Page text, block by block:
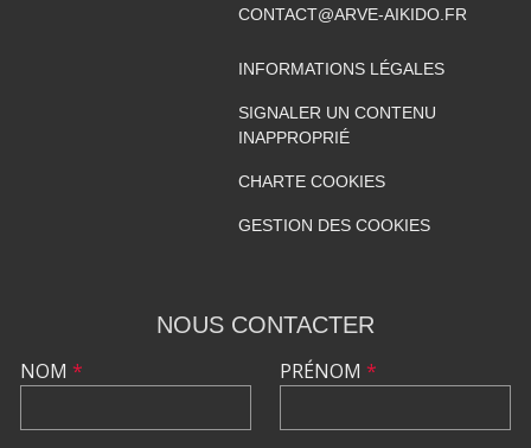
CONTACT@ARVE-AIKIDO.FR
INFORMATIONS LÉGALES
SIGNALER UN CONTENU
INAPPROPRIÉ
CHARTE COOKIES
GESTION DES COOKIES
NOUS CONTACTER
NOM * PRÉNOM *